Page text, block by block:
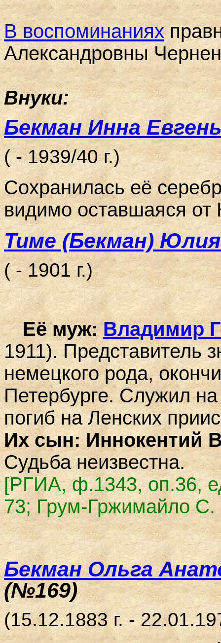
В воспоминаниях
Александровны
Внуки:
Бекман Инна
( - 1939/40 г.)
Сохранилась её
видимо оставшаяся
Тиме (Бекман)
( - 1901 г.)
Её муж:Владимир
1911). Представитель
немецкого рода,
Петербурге. Служил
погиб на Ленских
Их сын: Иннокентий
Судьба неизвестна.
[РГИА, ф.1343, оп.36,
73; Грум-Гржимайло С.
Бекман Ольга
(№169)
(15.12.1883 г. -